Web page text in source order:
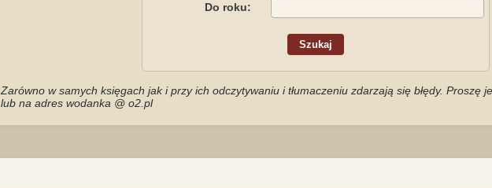
Do roku:
Zarówno w samych księgach jak i przy ich odczytywaniu i tłumaczeniu zdarzają się błędy. Proszę
lub na adres wodanka @ o2.pl